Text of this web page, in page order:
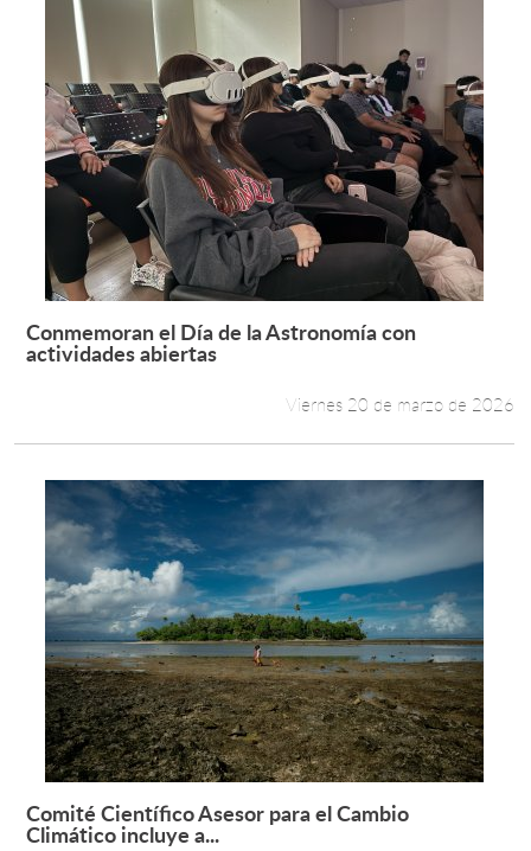
Leer más +
Conmemoran el Día de la Astronomía con
actividades abiertas
Viernes 20 de marzo de 2026
Leer más +
Comité Científico Asesor para el Cambio
Climático incluye a...